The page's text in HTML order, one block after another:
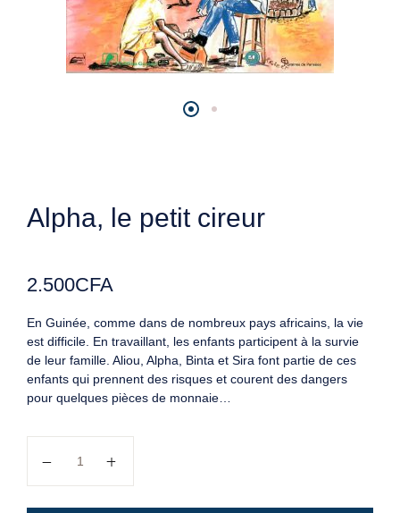
Alpha, le petit cireur
2.500CFA
En Guinée, comme dans de nombreux pays africains, la vie
est difficile. En travaillant, les enfants participent à la survie
de leur famille. Aliou, Alpha, Binta et Sira font partie de ces
enfants qui prennent des risques et courent des dangers
pour quelques pièces de monnaie…